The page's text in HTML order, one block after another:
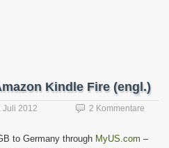
Kindle Fire (engl.)
Juli 2012 2 Kommentare
to Germany through MyUS.com –